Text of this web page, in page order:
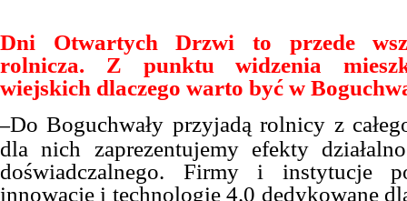
Dni Otwartych Drzwi to przede
rolnicza. Z punktu widzenia
wiejskich dlaczego warto być w
–Do Boguchwały przyjadą rolnicy z
dla nich zaprezentujemy efekty
doświadczalnego. Firmy i instytucje
innowacje i technologie 4.0 dedykowane